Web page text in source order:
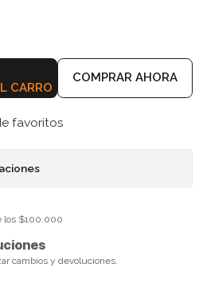
CARRO
COMPRAR AHORA
favoritos
los $100.000
cambios y devoluciones.